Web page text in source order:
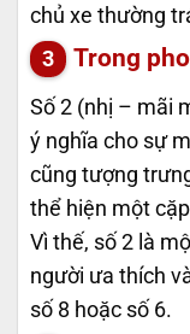
chủ xe thường
Trong
Số 2 (nhị – mãi
ý nghĩa cho sự
cũng tượng
thể hiện một
Vì thế, số 2 là
người ưa thích
số 8 hoặc số 6.